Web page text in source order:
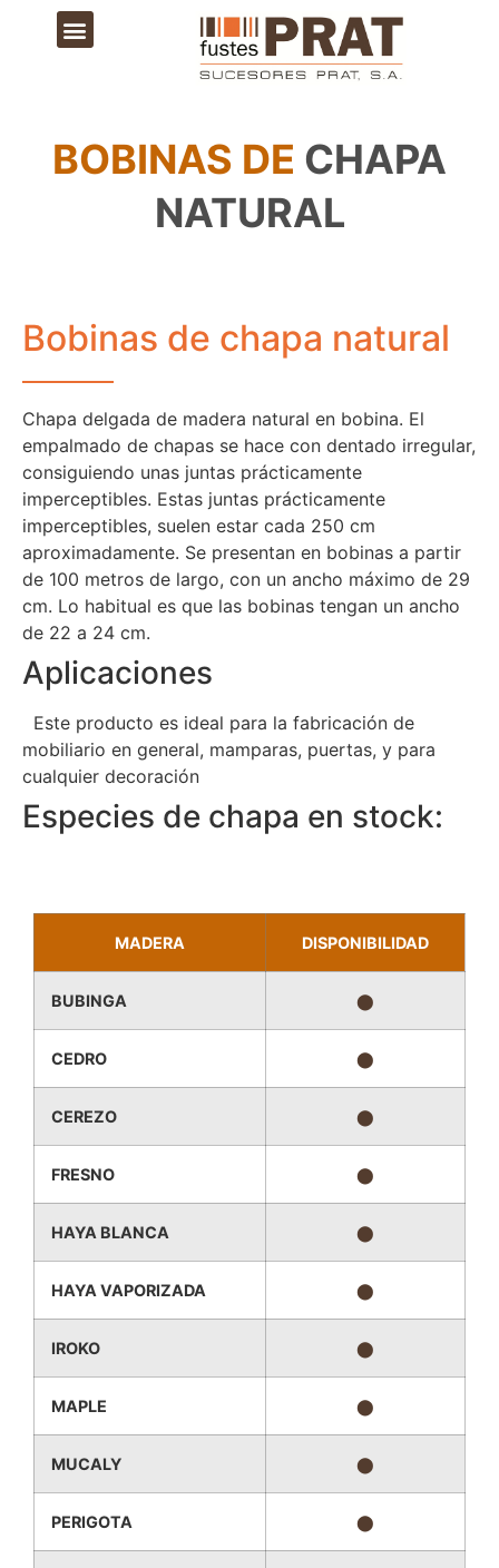
BOBINAS DE CHAPA
NATURAL
Bobinas de chapa natural
Chapa delgada de madera natural en bobina. El
empalmado de chapas se hace con dentado irregular,
consiguiendo unas juntas prácticamente
imperceptibles. Estas juntas prácticamente
imperceptibles, suelen estar cada 250 cm
aproximadamente. Se presentan en bobinas a partir
de 100 metros de largo, con un ancho máximo de 29
cm. Lo habitual es que las bobinas tengan un ancho
de 22 a 24 cm.
Aplicaciones
Este producto es ideal para la fabricación de
mobiliario en general, mamparas, puertas, y para
cualquier decoración
Especies de chapa en stock:
MADERA DISPONIBILIDAD
BUBINGA ⬤
CEDRO ⬤
CEREZO ⬤
FRESNO ⬤
HAYA BLANCA ⬤
HAYA VAPORIZADA ⬤
IROKO ⬤
MAPLE ⬤
MUCALY ⬤
PERIGOTA ⬤